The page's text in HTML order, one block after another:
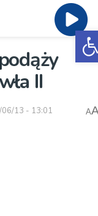
II
13 - 13:01 A